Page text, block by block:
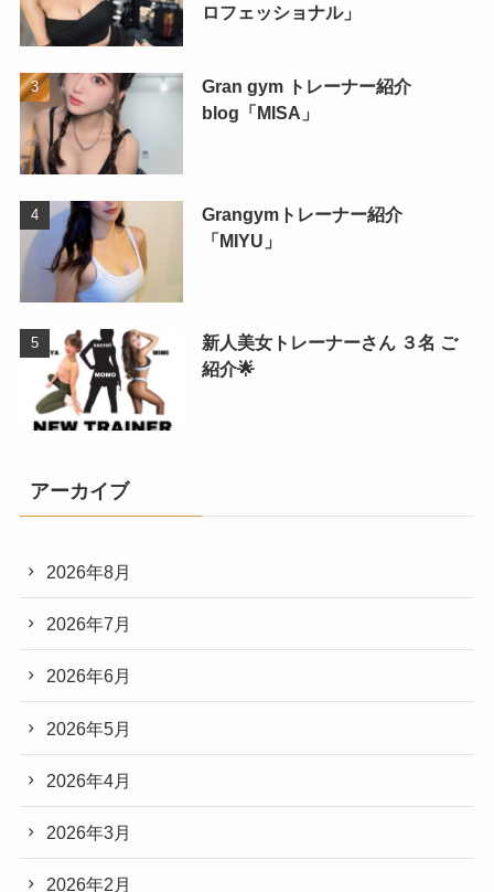
ロフェッショナル」
Gran gym トレーナー紹介
blog「MISA」
Grangymトレーナー紹介
「MIYU」
新人美女トレーナーさん ３名 ご
紹介🌟
アーカイブ
2026年8月
2026年7月
2026年6月
2026年5月
2026年4月
2026年3月
2026年2月